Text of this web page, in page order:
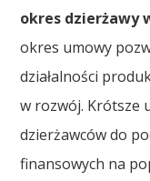
okres dzierżawy
okres umowy
działalności
w rozwój. Krótsze
dzierżawców do
finansowych na